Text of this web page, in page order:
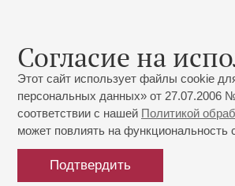
Согласие на
Этот сайт использует файлы cookie
персональных данных» от 27.07.2006
соответствии с нашей Политикой
может повлиять на функциональность
Подтвердить